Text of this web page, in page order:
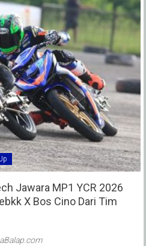
Jawara MP1 YCR 2026
X Bos Cino Dari Tim